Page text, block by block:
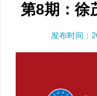
第8期：徐
发布时间：